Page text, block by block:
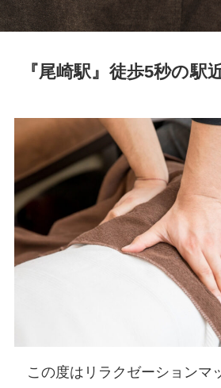
『尾崎駅』徒歩5秒の駅
この度はリラクゼーションマ